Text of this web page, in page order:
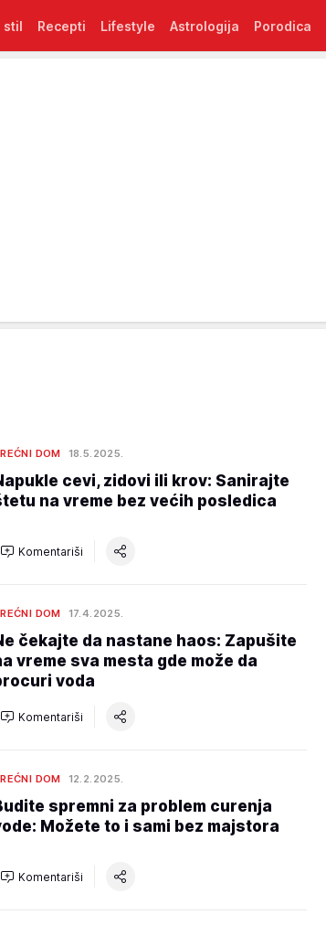
stil Recepti Lifestyle Astrologija Porodica
DOM 18.5.2025.
cevi, zidovi ili krov: Sanirajte
na vreme bez većih posledica
Komentariši
DOM 17.4.2025.
čekajte da nastane haos: Zapušite
vreme sva mesta gde može da
voda
Komentariši
DOM 12.2.2025.
spremni za problem curenja
Možete to i sami bez majstora
Komentariši